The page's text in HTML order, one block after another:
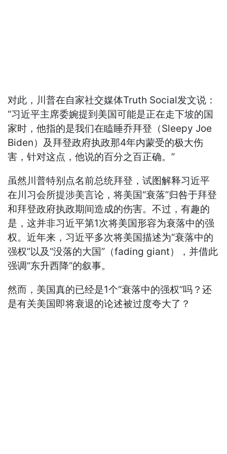
对此，川普在自家社交媒体Truth Social发文说：
“习近平主席委婉提到美国可能是正在走下坡的国
家时，他指的是我们在瞌睡乔拜登（Sleepy Joe
Biden）及拜登政府执政那4年内蒙受的极大伤
害，针对这点，他说的百分之百正确。”
虽然川普特别点名前总统拜登，试图解释习近平
在川习会所提涉美言论，将美国“衰落”归咎于拜登
和拜登政府执政期间造成的伤害。不过，有趣的
是，这并非习近平第1次将美国形容为衰落中的强
权。近年来，习近平多次将美国描述为“衰落中的
强权”以及“没落的大国”（fading giant），并借此
强调“东升西降”的叙事。
然而，美国真的已经是1个“衰落中的强权”吗？还
是有关美国即将衰退的论述被过度夸大了？